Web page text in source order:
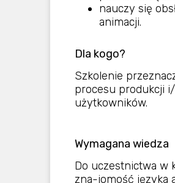
nauczy się
animacji.
Dla kogo?
Szkolenie
procesu produkcji
użytkowników.
Wymagana wiedza
Do uczestnictwa w
zna-jomość języka